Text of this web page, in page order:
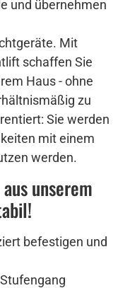
und übernehmen
Mit
schaffen Sie
Haus - ohne
zu
Sie werden
mit einem
werden.
unserem
befestigen und